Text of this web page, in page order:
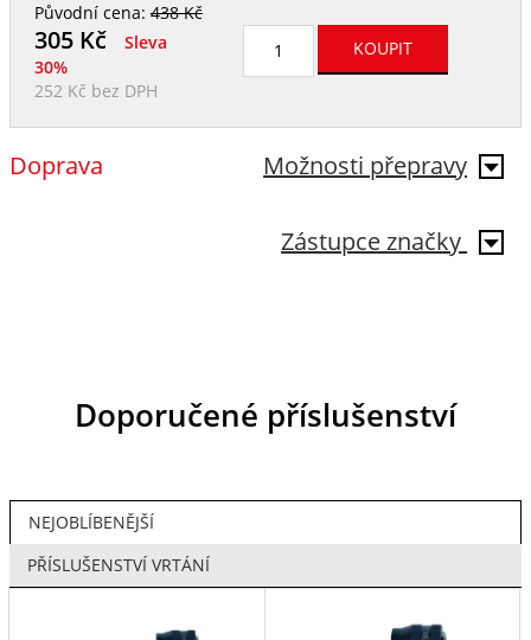
Původní cena:438 Kč
305Kč
Sleva
30%
252 Kč bez DPH
Možnosti přepravy
Doprava
Zástupce značky
Doporučené příslušenství
NEJOBLÍBENĚJŠÍ
PŘÍSLUŠENSTVÍ VRTÁNÍ